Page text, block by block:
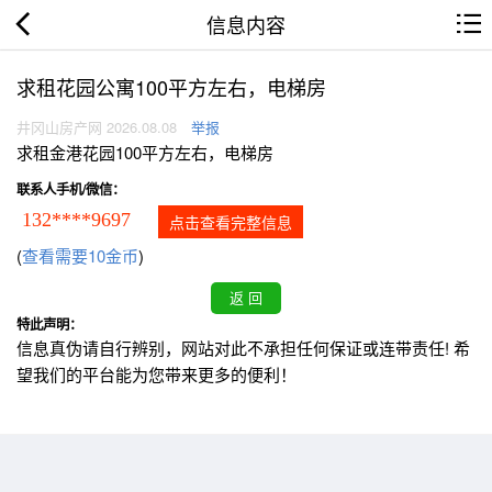
信息内容
求租花园公寓100平方左右，电梯房
井冈山房产网 2026.08.08 举报
求租金港花园100平方左右，电梯房
联系人手机/微信：
132****9697 点击查看完整信息
(查看需要10金币)
特此声明：
信息真伪请自行辨别，网站对此不承担任何保证或连带责任! 希
望我们的平台能为您带来更多的便利！